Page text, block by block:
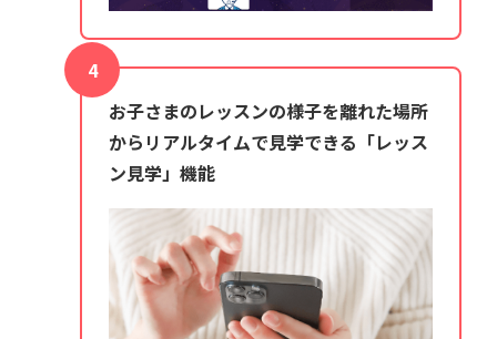
お子さまのレッスンの様子を離れた場所
からリアルタイムで見学できる「レッス
ン見学」機能